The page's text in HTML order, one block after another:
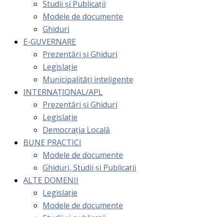
Studii și Publicații
Modele de documente
Ghiduri
E-GUVERNARE
Prezentări și Ghiduri
Legislație
Municipalități inteligente
INTERNAȚIONAL/APL
Prezentări și Ghiduri
Legislație
Democrația Locală
BUNE PRACTICI
Modele de documente
Ghiduri, Studii și Publicații
ALTE DOMENII
Legislație
Modele de documente